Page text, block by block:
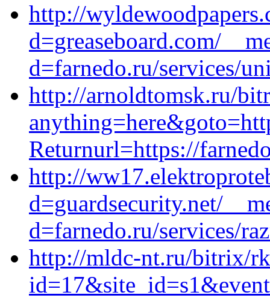
http://
d=greaseboard.com/
d=farnedo.ru/services/
http://arnoldtomsk.ru/
Returnurl=https://
http://
d=guardsecurity.net/
d=farnedo.ru/services/
http://mldc-nt.ru/bitrix/